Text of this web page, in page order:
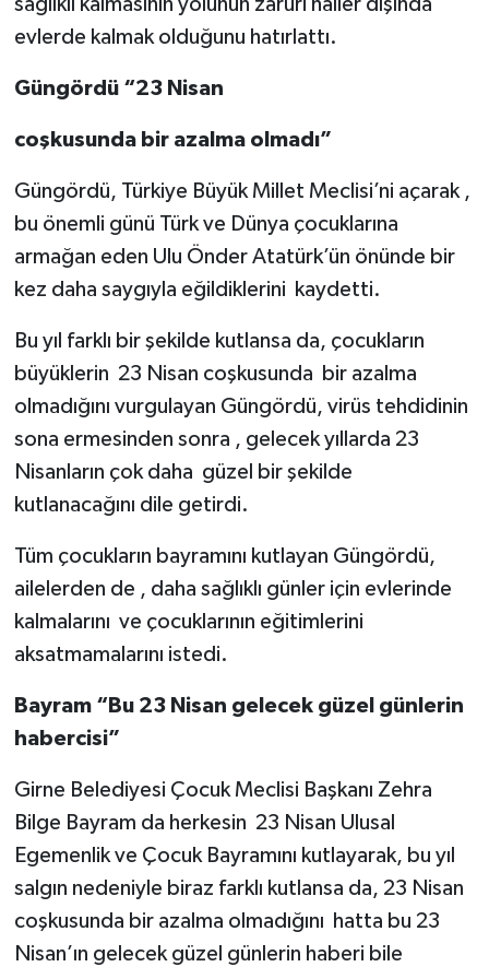
evlerde kalmak olduğunu hatırlattı.
Güngördü “23 Nisan
coşkusunda bir azalma olmadı”
Güngördü, Türkiye Büyük Millet Meclisi’ni açarak ,
bu önemli günü Türk ve Dünya çocuklarına
armağan eden Ulu Önder Atatürk’ün önünde bir
kez daha saygıyla eğildiklerini kaydetti.
Bu yıl farklı bir şekilde kutlansa da, çocukların
büyüklerin 23 Nisan coşkusunda bir azalma
olmadığını vurgulayan Güngördü, virüs tehdidinin
sona ermesinden sonra , gelecek yıllarda 23
Nisanların çok daha güzel bir şekilde
kutlanacağını dile getirdi.
Tüm çocukların bayramını kutlayan Güngördü,
ailelerden de , daha sağlıklı günler için evlerinde
kalmalarını ve çocuklarının eğitimlerini
aksatmamalarını istedi.
Bayram “Bu 23 Nisan gelecek güzel günlerin
habercisi”
Girne Belediyesi Çocuk Meclisi Başkanı Zehra
Bilge Bayram da herkesin 23 Nisan Ulusal
Egemenlik ve Çocuk Bayramını kutlayarak, bu yıl
salgın nedeniyle biraz farklı kutlansa da, 23 Nisan
coşkusunda bir azalma olmadığını hatta bu 23
Nisan’ın gelecek güzel günlerin haberi bile